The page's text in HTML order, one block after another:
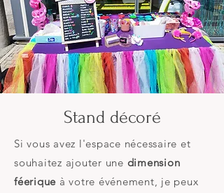
Stand décoré
Si vous avez l'espace nécessaire et
souhaitez ajouter une dimension
féerique à votre événement, je peux